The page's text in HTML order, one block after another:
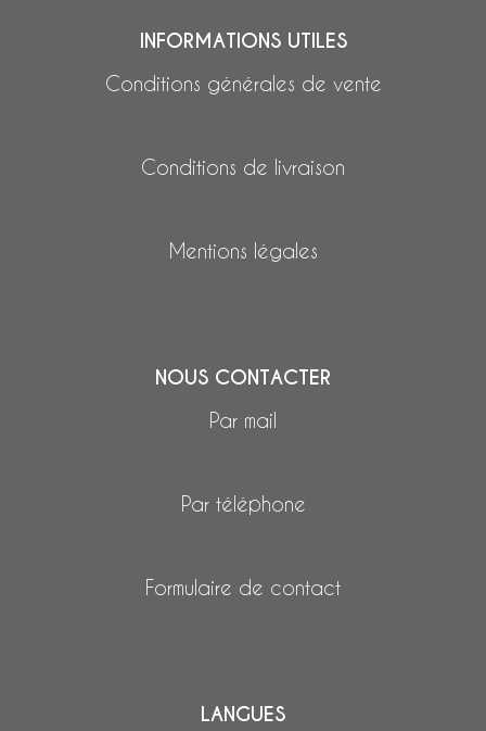
INFORMATIONS UTILES
Conditions générales de vente
Conditions de livraison
Mentions légales
NOUS CONTACTER
Par mail
Par téléphone
Formulaire de contact
LANGUES